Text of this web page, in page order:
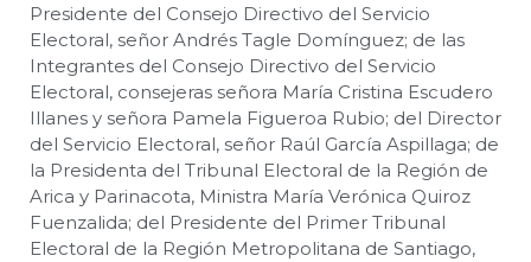
Presidente del Consejo Directivo del Servicio
Electoral, señor Andrés Tagle Domínguez; de las
Integrantes del Consejo Directivo del Servicio
Electoral, consejeras señora María Cristina Escudero
Illanes y señora Pamela Figueroa Rubio; del Director
del Servicio Electoral, señor Raúl García Aspillaga; de
la Presidenta del Tribunal Electoral de la Región de
Arica y Parinacota, Ministra María Verónica Quiroz
Fuenzalida; del Presidente del Primer Tribunal
Electoral de la Región Metropolitana de Santiago,